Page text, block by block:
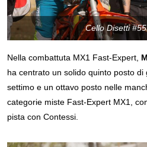
Cello Disetti
Nella combattuta MX1 Fast-Expert,
ha centrato un solido quinto posto di
settimo e un ottavo posto nelle
categorie miste Fast-Expert MX1,
pista con Contessi.